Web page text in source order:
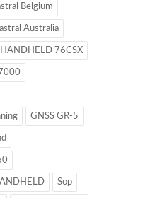
Belgium
Australia
HANDHELD 76CSX
GNSS GR-5
Sop